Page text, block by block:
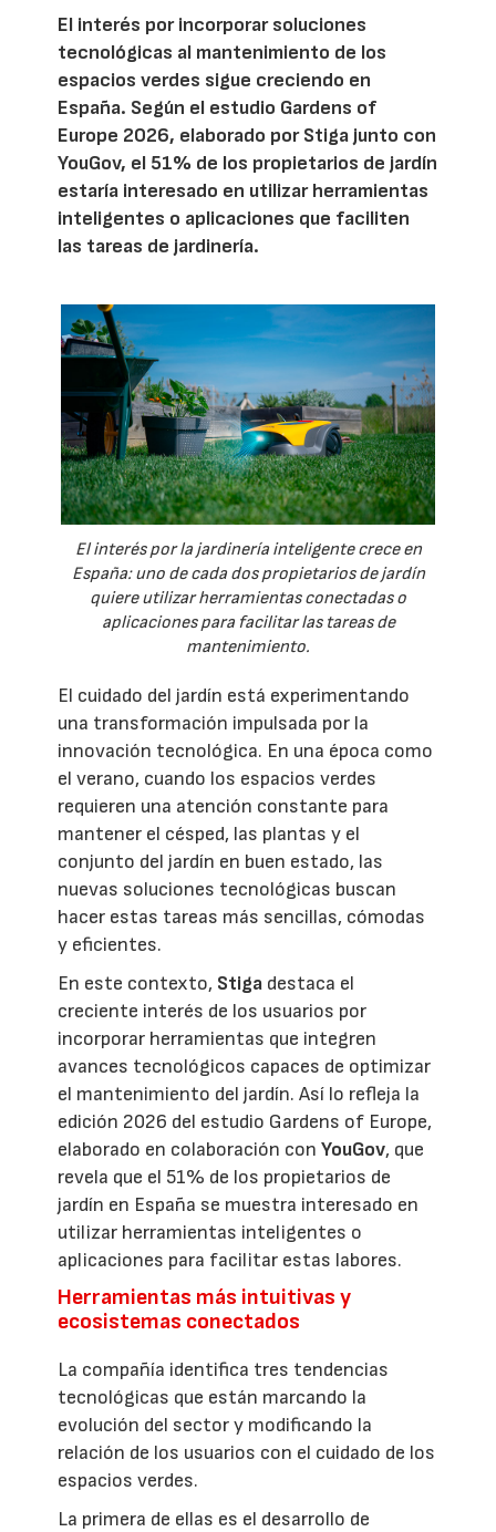
El interés por incorporar soluciones
tecnológicas al mantenimiento de los
espacios verdes sigue creciendo en
España. Según el estudio Gardens of
Europe 2026, elaborado por Stiga junto con
YouGov, el 51% de los propietarios de jardín
estaría interesado en utilizar herramientas
inteligentes o aplicaciones que faciliten
las tareas de jardinería.
El interés por la jardinería inteligente crece en
España: uno de cada dos propietarios de jardín
quiere utilizar herramientas conectadas o
aplicaciones para facilitar las tareas de
mantenimiento.
El cuidado del jardín está experimentando
una transformación impulsada por la
innovación tecnológica. En una época como
el verano, cuando los espacios verdes
requieren una atención constante para
mantener el césped, las plantas y el
conjunto del jardín en buen estado, las
nuevas soluciones tecnológicas buscan
hacer estas tareas más sencillas, cómodas
y eficientes.
En este contexto, Stiga destaca el
creciente interés de los usuarios por
incorporar herramientas que integren
avances tecnológicos capaces de optimizar
el mantenimiento del jardín. Así lo refleja la
edición 2026 del estudio Gardens of Europe,
elaborado en colaboración conYouGov, que
revela que el 51% de los propietarios de
jardín en España se muestra interesado en
utilizar herramientas inteligentes o
aplicaciones para facilitar estas labores.
Herramientas más intuitivas y
ecosistemas conectados
La compañía identifica tres tendencias
tecnológicas que están marcando la
evolución del sector y modificando la
relación de los usuarios con el cuidado de los
espacios verdes.
La primera de ellas es el desarrollo de